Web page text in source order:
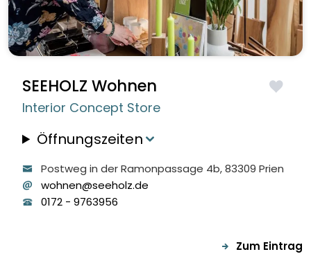
SEEHOLZ Wohnen
Interior Concept Store
Öffnungszeiten
Postweg in der Ramonpassage 4b, 83309 Prien
wohnen@seeholz.de
0172 - 9763956
Zum Eintrag